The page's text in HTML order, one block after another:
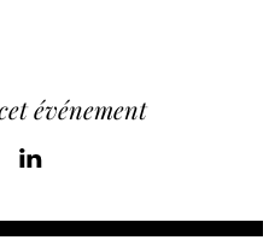
événement